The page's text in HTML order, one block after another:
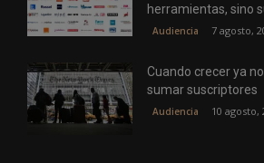
herramientas, sino
Audiencia 7 agosto,
Cuando crecer ya
sumar suscriptores
Audiencia 10 agosto,